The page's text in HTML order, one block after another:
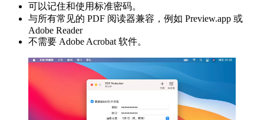
可以记住和使用标准密码。
与所有常见的 PDF 阅读器兼容，例如 Preview.app 或
Adobe Reader
不需要 Adobe Acrobat 软件。